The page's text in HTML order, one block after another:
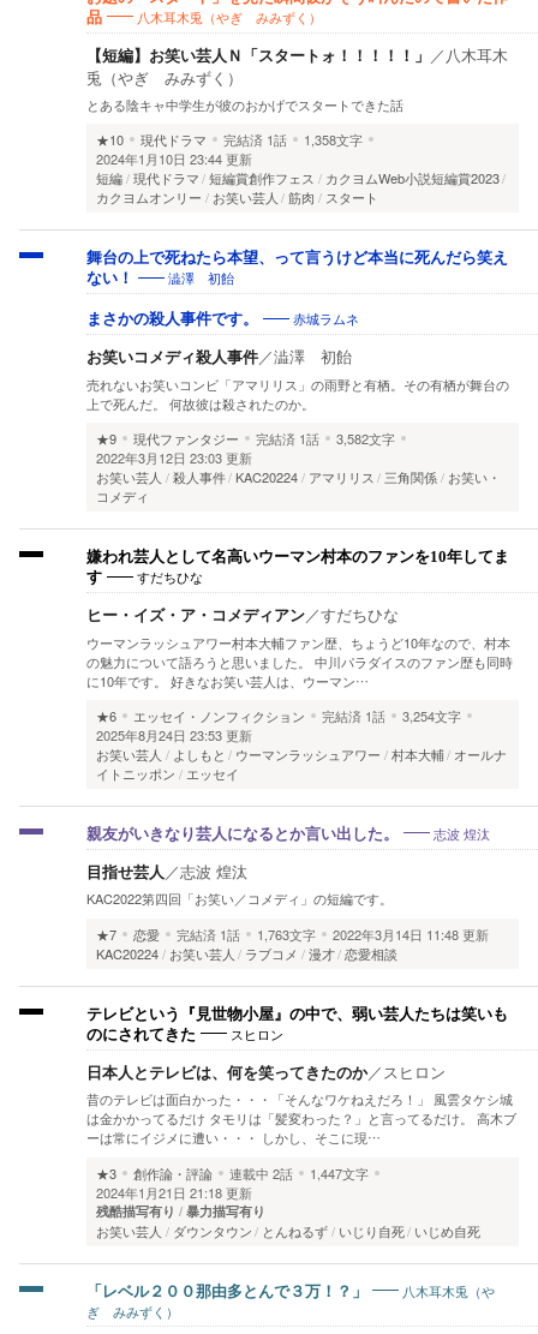
品
八木耳木兎（やぎ みみずく）
【短編】お笑い芸人Ｎ「スタートォ！！！！！」 ／ 八木耳木
兎（やぎ みみずく）
とある陰キャ中学生が彼のおかげでスタートできた話
★10
現代ドラマ 完結済 1話
1,358文字
2024年1月10日 23:44 更新
短編 現代ドラマ 短編賞創作フェス
カクヨムWeb小説短編賞2023
カクヨムオンリー
お笑い芸人 筋肉 スタート
舞台の上で死ねたら本望、って言うけど本当に死んだら笑え
ない！
澁澤 初飴
まさかの殺人事件です。 赤城ラムネ
お笑いコメディ殺人事件／澁澤 初飴
売れないお笑いコンビ「アマリリス」の雨野と有栖。その有栖が舞台の
上で死んだ。 何故彼は殺されたのか。
★9
現代ファンタジー 完結済 1話
3,582文字
2022年3月12日 23:03 更新
お笑い芸人
殺人事件 KAC20224 アマリリス 三角関係
お笑い・
コメディ
嫌われ芸人として名高いウーマン村本のファンを10年してま
す
すだちひな
ヒー・イズ・ア・コメディアン／すだちひな
ウーマンラッシュアワー村本大輔ファン歴、ちょうど10年なので、村本
の魅力について語ろうと思いました。 中川パラダイスのファン歴も同時
に10年です。 好きなお笑い芸人は、ウーマン…
★6
エッセイ・ノンフィクション 完結済 1話
3,254文字
2025年8月24日 23:53 更新
お笑い芸人
よしもと ウーマンラッシュアワー 村本大輔 オールナ
イトニッポン
エッセイ
親友がいきなり芸人になるとか言い出した。 志波 煌汰
目指せ芸人／志波 煌汰
KAC2022第四回「お笑い／コメディ」の短編です。
★7
恋愛 完結済 1話 1,763文字
2022年3月14日 11:48 更新
KAC20224
お笑い芸人 ラブコメ 漫才 恋愛相談
テレビという『見世物小屋』の中で、弱い芸人たちは笑いも
のにされてきた
スヒロン
日本人とテレビは、何を笑ってきたのか／ スヒロン
昔のテレビは面白かった・・・「そんなワケねえだろ！」 風雲タケシ城
は金かかってるだけ タモリは「髪変わった？」と言ってるだけ。 高木ブ
ーは常にイジメに遭い・・・ しかし、そこに現…
★3
創作論・評論 連載中 2話
1,447文字
2024年1月21日 21:18 更新
残酷描写有り 暴力描写有り
お笑い芸人 ダウンタウン とんねるず いじり自死 いじめ自死
「レベル２００那由多とんで３万！？」
八木耳木兎（や
ぎ みみずく）